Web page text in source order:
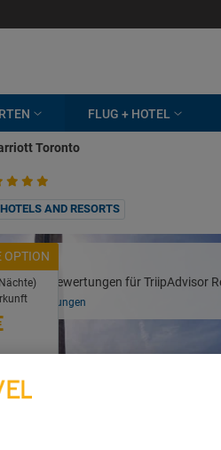
FLUG + HOTEL
Toronto
AND RESORTS
Bewertungen
OPTION